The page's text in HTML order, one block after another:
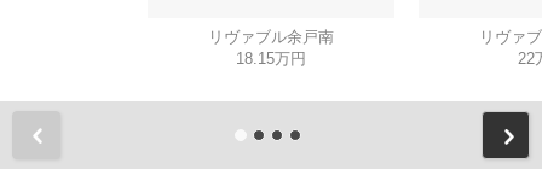
リヴァブル余戸南
18.15万円
リヴァ
22